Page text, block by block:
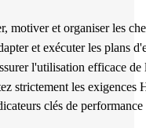
motiver et organiser les
et exécuter les plans
l'utilisation efficace
strictement les exigences
clés de